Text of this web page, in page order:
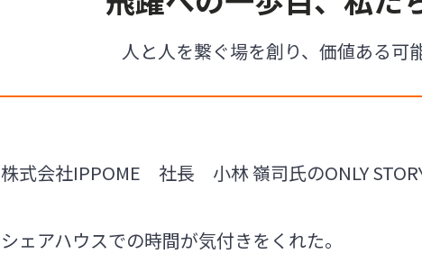
人と人を繋ぐ場を創り、価値ある可
株式会社IPPOME 社長 小林 嶺司氏のONLY
シェアハウスでの時間が気付きをくれた。